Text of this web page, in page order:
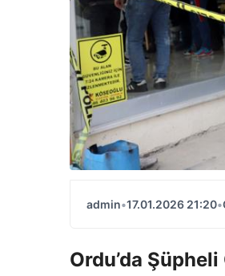
admin•17.01.2026 21:20•
Ordu’da Şüpheli